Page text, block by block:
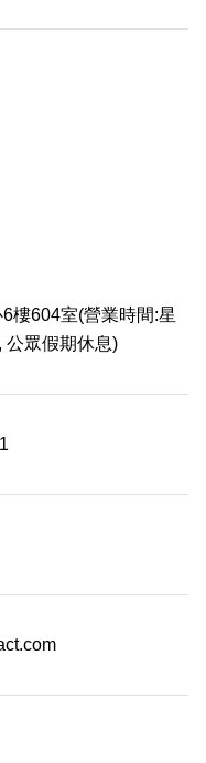
樓604室(營業時間:星
公眾假期休息)